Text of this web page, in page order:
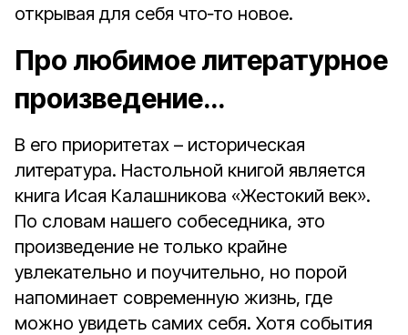
открывая для себя что‑то новое.
Про любимое литературное
произведение…
В его приоритетах – историческая
литература. Настольной книгой является
книга Исая Калашникова «Жестокий век».
По словам нашего собеседника, это
произведение не только крайне
увлекательно и поучительно, но порой
напоминает современную жизнь, где
можно увидеть самих себя. Хотя события